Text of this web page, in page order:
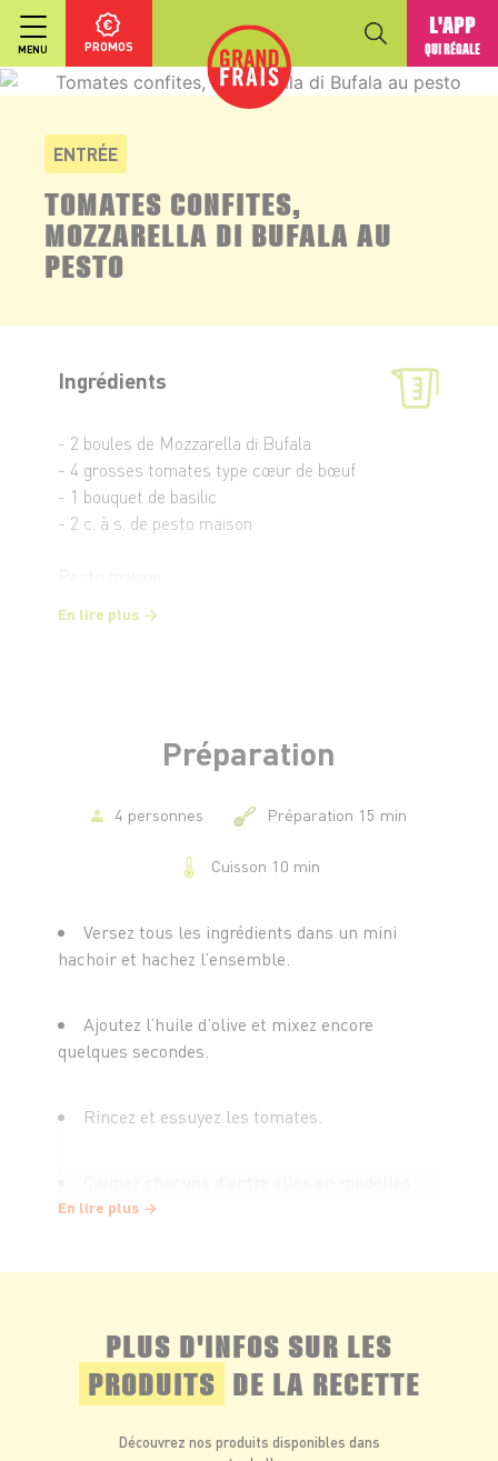
MENU PROMOS
L'APP
QUI RÉGALE
ENTRÉE
TOMATES CONFITES,
MOZZARELLA DI BUFALA AU
PESTO
Ingrédients
- 2 boules de Mozzarella di Bufala
- 4 grosses tomates type cœur de bœuf
- 1 bouquet de basilic
- 2 c. à s. de pesto maison
- 1 gousse d’ail
- Sel, poivre du moulin
En lire plus
Préparation
4 personnes Préparation 15 min
Cuisson 10 min
Versez tous les ingrédients dans un mini
hachoir et hachez l’ensemble.
Ajoutez l’huile d’olive et mixez encore
quelques secondes.
Rincez et essuyez les tomates.
7).
Enfournez pendant une dizaine de minutes
vos tranches de tomates en les disposant côte à
côte sur une feuille de papier sulfurisé.
En lire plus
PLUS D'INFOS SUR LES
PRODUITS DE LA RECETTE
Découvrez nos produits disponibles dans